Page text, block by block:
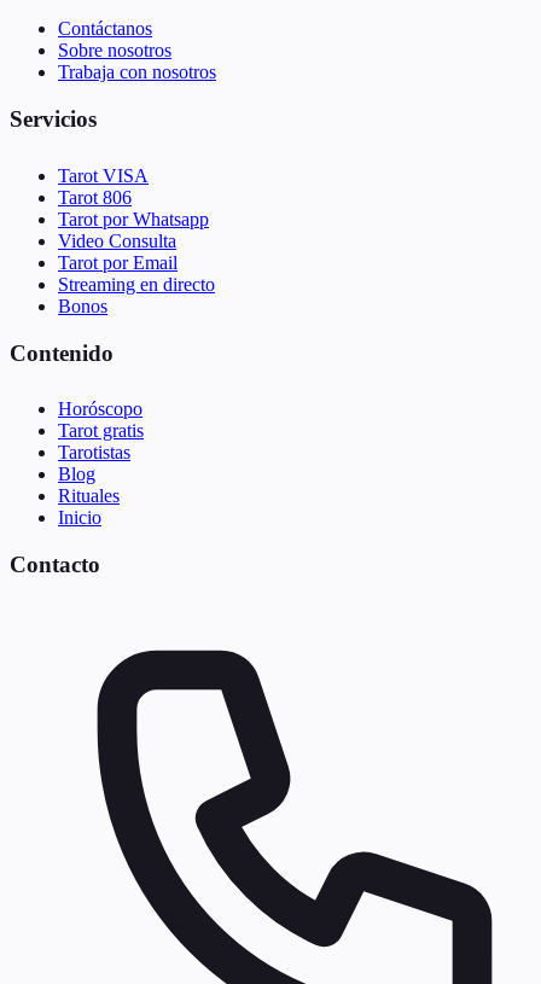
Contáctanos
Sobre nosotros
Trabaja con nosotros
Servicios
Tarot VISA
Tarot 806
Tarot por Whatsapp
Video Consulta
Tarot por Email
Streaming en directo
Bonos
Contenido
Horóscopo
Tarot gratis
Tarotistas
Blog
Rituales
Inicio
Contacto